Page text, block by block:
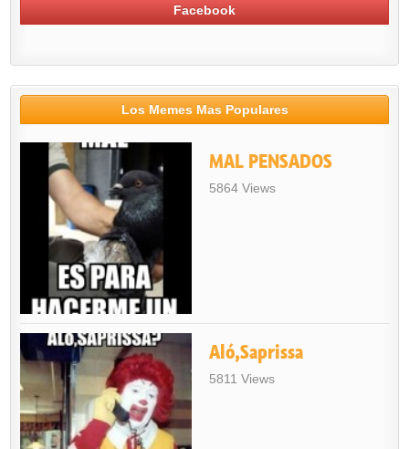
Facebook
Los Memes Mas Populares
MAL PENSADOS
5864 Views
Aló,Saprissa
5811 Views